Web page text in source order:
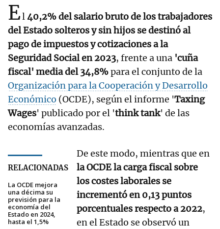
El40,2% del salario bruto de los trabajadores
del Estado solteros y sin hijos se destinó al
pago de impuestos y cotizaciones a la
Seguridad Social en 2023, frente a una 'cuña
fiscal' media del 34,8%para el conjunto de la
Organización para la Cooperación y Desarrollo
Económico (OCDE), según el informe 'Taxing
Wages' publicado por el 'think tank' de las
economías avanzadas.
RELACIONADAS
La OCDE mejora
una décima su
previsión para la
economía del
Estado en 2024,
hasta el 1,5%
De este modo, mientras que en
la OCDE la carga fiscal sobre
los costes laborales se
incrementó en 0,13 puntos
porcentuales respecto a 2022,
en el Estado se observó un